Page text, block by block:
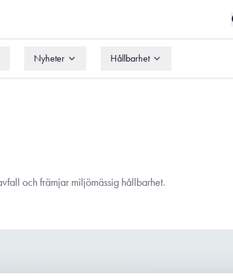
Nyheter Hållbarhet
och främjar miljömässig hållbarhet.